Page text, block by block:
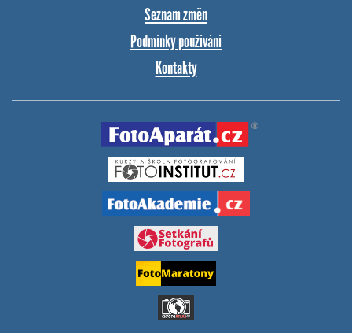
Seznam změn
Podmínky používání
Kontakty